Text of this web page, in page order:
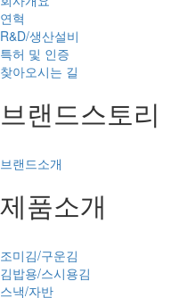
연혁
R&D/생산설비
특허 및 인증
찾아오시는 길
브랜드스토리
브랜드소개
제품소개
조미김/구운김
김밥용/스시용김
스낵/자반